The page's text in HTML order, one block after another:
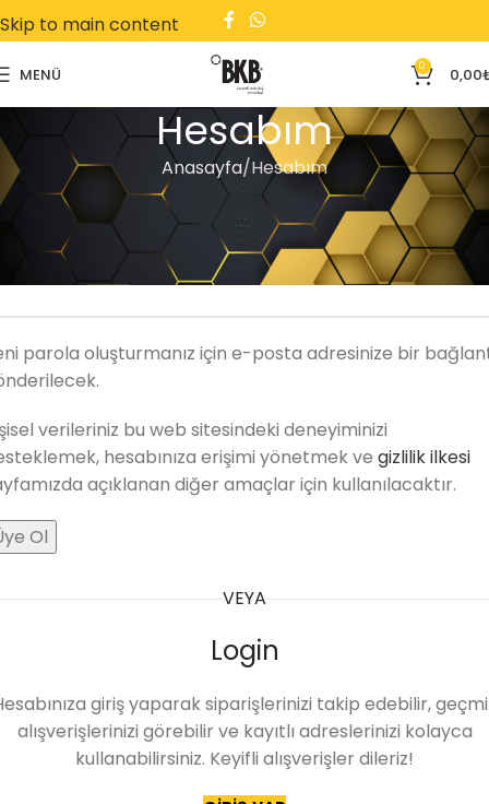
Skip to main content
MENÜ 0 0,00
Hesabım
Anasayfa Hesabım
Ol
adresi
parola oluşturmanız için e-posta adresinize bir
verileriniz bu web sitesindeki deneyiminizi
hesabınıza erişimi yönetmek ve gizlilik ilkesi
açıklanan diğer amaçlar için kullanılacaktır.
Ol
VEYA
Login
giriş yaparak siparişlerinizi takip edebilir,
alışverişlerinizi görebilir ve kayıtlı adreslerinizi kolayca
kullanabilirsiniz. Keyifli alışverişler dileriz!